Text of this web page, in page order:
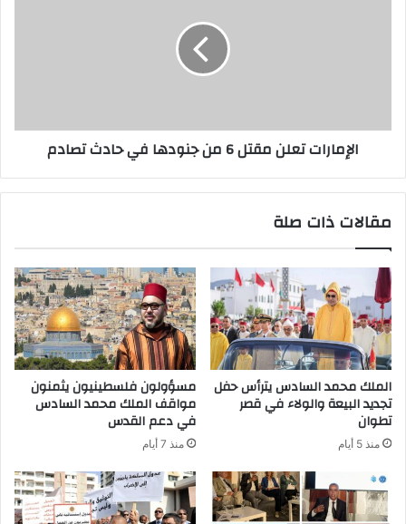
الإمارات تعلن مقتل 6 من جنودها في حادث تصادم
مقالات ذات صلة
الملك محمد السادس يترأس حفل
تجديد البيعة والولاء في قصر
تطوان
منذ 5 أيام
مسؤولون فلسطينيون يثمنون
مواقف الملك محمد السادس
في دعم القدس
منذ 7 أيام